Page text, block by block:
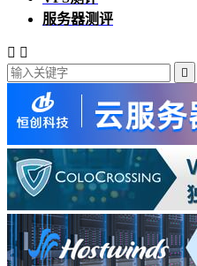
服务器测评
 
